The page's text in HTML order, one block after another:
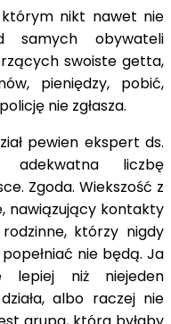
nikt nawet nie
samych obywateli
swoiste getta,
pieniędzy, pobić,
nie zgłasza.
pewien ekspert ds.
adekwatna liczbę
Zgoda. Wiekszość z
nawiązujący kontakty
którzy nigdy
nie będą. Ja
lepiej niż niejeden
albo raczej nie